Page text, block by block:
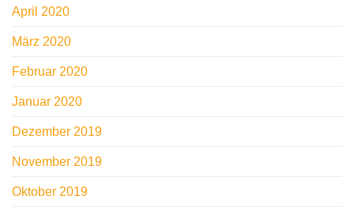
April 2020
März 2020
Februar 2020
Januar 2020
Dezember 2019
November 2019
Oktober 2019